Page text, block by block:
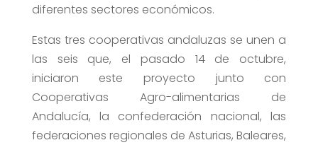
diferentes sectores económicos.
Estas tres cooperativas andaluzas se unen a
las seis que, el pasado 14 de octubre,
iniciaron este proyecto junto con
Cooperativas Agro-alimentarias de
Andalucía, la confederación nacional, las
federaciones regionales de Asturias, Baleares,